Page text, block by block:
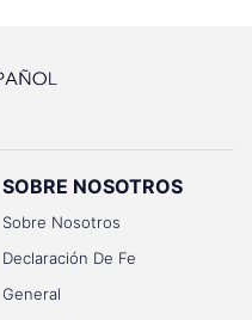
SOBRE NOSOTROS
Sobre Nosotros
Declaración De Fe
General